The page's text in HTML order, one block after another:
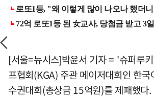
[서울=뉴시스]박윤서 기자 = '슈퍼루
프협회(KGA) 주관 메이저대회인 한국
수권대회(총상금 15억원)를 제패했다.